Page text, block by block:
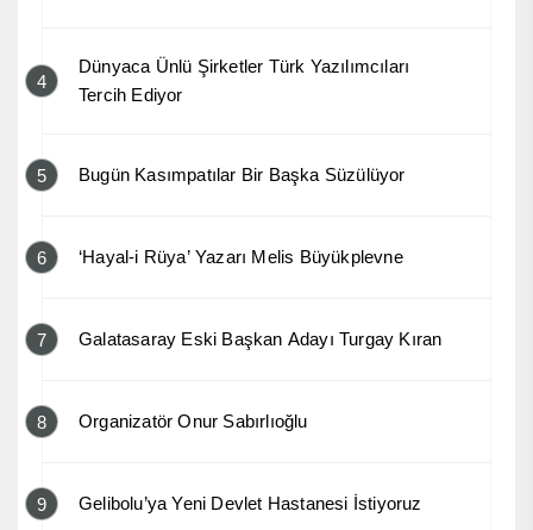
4
Dünyaca Ünlü Şirketler Türk Yazılımcıları
Tercih Ediyor
5 Bugün Kasımpatılar Bir Başka Süzülüyor
6 ‘Hayal-i Rüya’ Yazarı Melis Büyükplevne
7 Galatasaray Eski Başkan Adayı Turgay Kıran
8 Organizatör Onur Sabırlıoğlu
9 Gelibolu’ya Yeni Devlet Hastanesi İstiyoruz